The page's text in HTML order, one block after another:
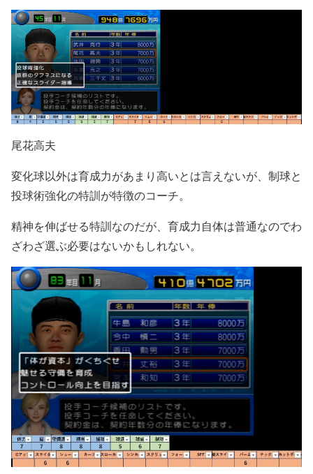
尾花高夫
変化球以外は育成力があまり高いとは言えないが、制球と
投球術強化の特訓が特徴のコーチ。
精神を伸ばせる特訓なのだが、育成力自体は普通なのでわ
ざわざ選ぶ必要はないかもしれない。